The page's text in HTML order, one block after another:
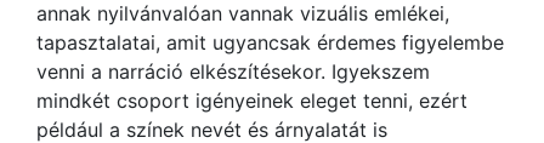
annak nyilvánvalóan vannak vizuális emlékei,
tapasztalatai, amit ugyancsak érdemes figyelembe
venni a narráció elkészítésekor. Igyekszem
mindkét csoport igényeinek eleget tenni, ezért
például a színek nevét és árnyalatát is